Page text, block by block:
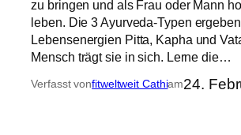
zu bringen und als Frau oder Mann
leben. Die 3 Ayurveda-Typen
Lebensenergien Pitta, Kapha und
Mensch trägt sie in sich. Lerne die…
Verfasst vonfitweltweit Cathiam24.